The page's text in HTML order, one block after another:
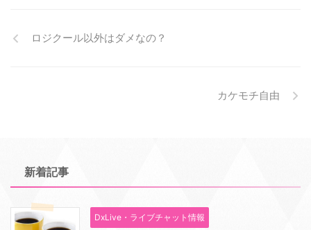
ロジクール以外はダメなの？
カケモチ自由
新着記事
DxLive・ライブチャット情報